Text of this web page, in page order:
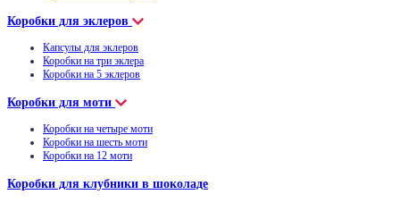
Коробки для эклеров
Капсулы для эклеров
Коробки на три эклера
Коробки на 5 эклеров
Коробки для моти
Коробки на четыре моти
Коробки на шесть моти
Коробки на 12 моти
Коробки для клубники в шоколаде